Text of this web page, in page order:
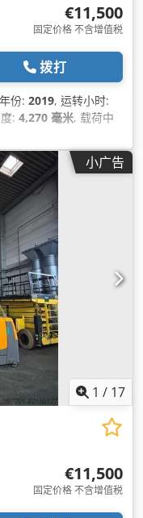
€11,500
固定价格 不含增值税
拨打
份: 2019, 运转小时:
: 4,270 毫米, 载荷中
1,200 毫米, 总重量:
小广告
1 / 17
€11,500
固定价格 不含增值税